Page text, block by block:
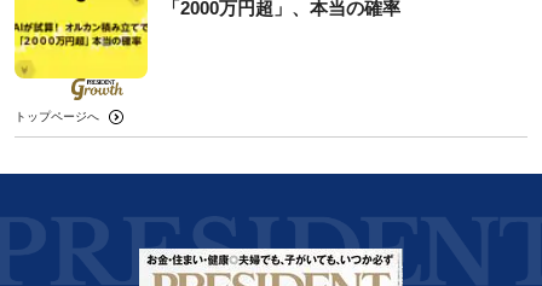
「2000万円超」、本当の確率
トップページへ